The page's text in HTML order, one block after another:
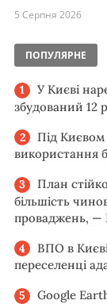
5 Серпня 2026
ПОПУЛЯРНЕ
У Києві
збудований 12
Під
використання
План
більшість
проваджень, —
ВПО в
переселенці
Google